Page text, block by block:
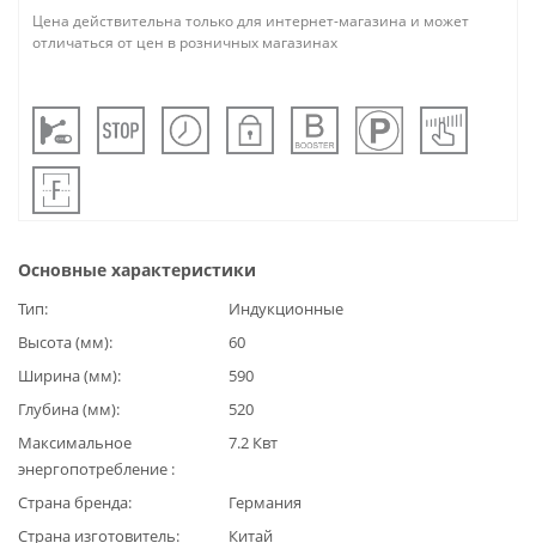
Цена действительна только для интернет-магазина и может
отличаться от цен в розничных магазинах
Основные характеристики
Тип
Индукционные
Высота (мм)
60
Ширина (мм)
590
Глубина (мм)
520
Максимальное
энергопотребление
7.2 Квт
Страна бренда
Германия
Страна изготовитель
Китай